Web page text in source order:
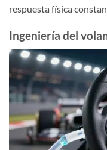
respuesta física
Ingeniería del